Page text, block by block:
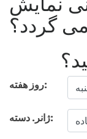
گردد؟
روز هفته:
ژانر. دسته: